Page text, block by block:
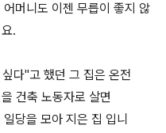
머니도 이젠 무릅이 좋지 않
.
다"고 했던 그 집은 온전
건축 노동자로 살면
당을 모아 지은 집 입니